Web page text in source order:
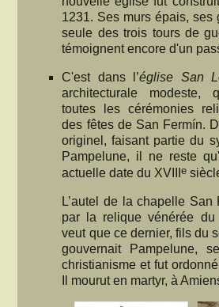
1231. Ses murs épais, ses
seule des trois tours de
témoignent encore d'un
C'est dans l’église San
architecturale modeste,
toutes les cérémonies
des fêtes de San Fermín.
originel, faisant partie du
Pampelune, il ne reste
actuelle date du XVIIIe
L’autel de la chapelle San
par la relique vénérée
veut que ce dernier, fils du
gouvernait Pampelune,
christianisme et fut
Il mourut en martyr, à